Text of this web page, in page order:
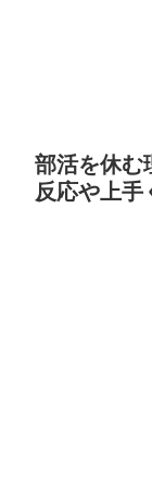
部活を休む
反応や上手